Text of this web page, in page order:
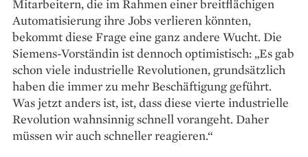
Mitarbeitern, die im Rahmen einer breitflächigen
Automatisierung ihre Jobs verlieren könnten,
bekommt diese Frage eine ganz andere Wucht. Die
Siemens-Vorständin ist dennoch optimistisch: „Es gab
schon viele industrielle Revolutionen, grundsätzlich
haben die immer zu mehr Beschäftigung geführt.
Was jetzt anders ist, ist, dass diese vierte industrielle
Revolution wahnsinnig schnell vorangeht. Daher
müssen wir auch schneller reagieren.“